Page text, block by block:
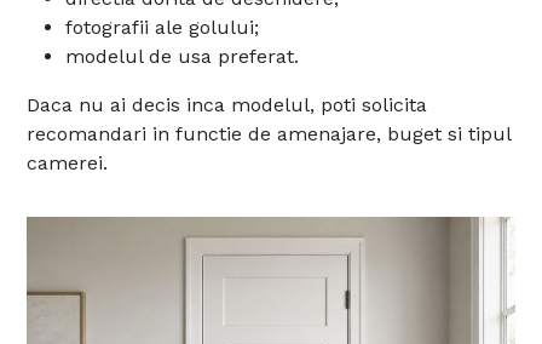
fotografii ale golului;
modelul de usa preferat.
Daca nu ai decis inca modelul, poti solicita
recomandari in functie de amenajare, buget si tipul
camerei.